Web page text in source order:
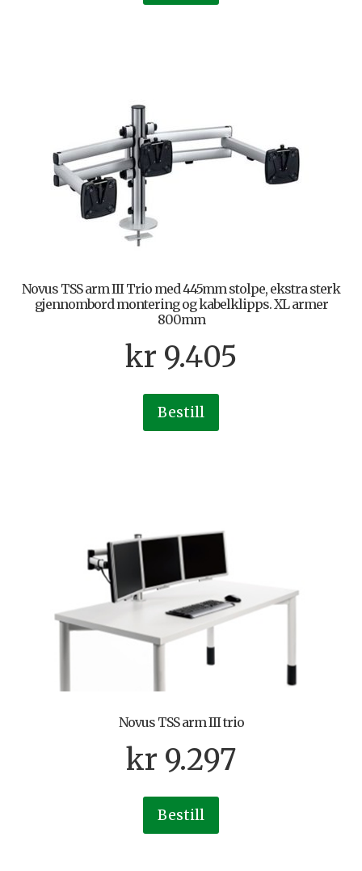
Novus TSS arm III Trio med 445mm stolpe, ekstra sterk
gjennombord montering og kabelklipps. XL armer
800mm
kr 9.405
Bestill
Novus TSS arm III trio
kr 9.297
Bestill